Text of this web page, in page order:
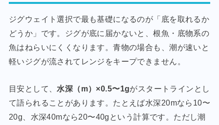
ジグウェイト選択で最も基礎になるのが「底を取れるか
どうか」です。ジグが底に届かないと、根魚・底物系の
魚はねらいにくくなります。青物の場合も、潮が速いと
軽いジグが流されてレンジをキープできません。
目安として、 水深（m）×0.5〜1gがスタートラインとし
て語られることがあります。たとえば水深20mなら10〜
20g、水深40mなら20〜40gという計算です。ただし潮